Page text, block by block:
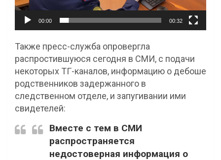
00:00 00:32
Также пресс-служба опровергла
распростившуюся сегодня в СМИ, с подачи
некоторых ТГ-каналов, информацию о дебоше
родственников задержанного в
следственном отделе, и запугивании ими
свидетелей:
Вместе с тем в СМИ
распространяется
недостоверная информация о